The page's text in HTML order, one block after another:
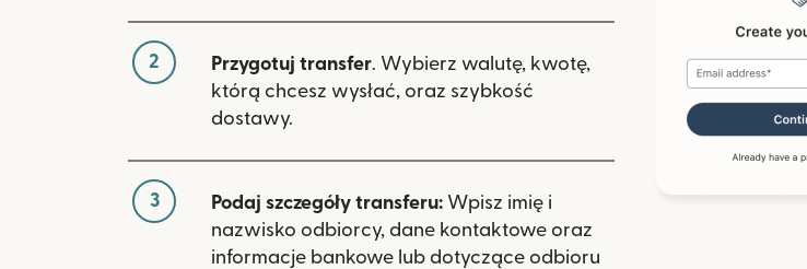
2 Przygotuj transfer. Wybierz walutę, kwotę,
którą chcesz wysłać, oraz szybkość
dostawy.
3 Podaj szczegóły transferu: Wpisz imię i
nazwisko odbiorcy, dane kontaktowe oraz
informacje bankowe lub dotyczące odbioru